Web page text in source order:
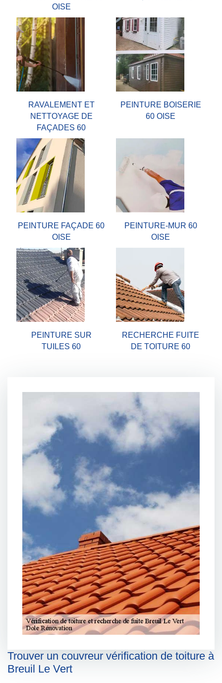
OISE
RAVALEMENT ET
NETTOYAGE DE
FAÇADES 60
PEINTURE BOISERIE
60 OISE
PEINTURE FAÇADE 60
OISE
PEINTURE-MUR 60
OISE
PEINTURE SUR
TUILES 60
RECHERCHE FUITE
DE TOITURE 60
Trouver un couvreur vérification de toiture à
Breuil Le Vert